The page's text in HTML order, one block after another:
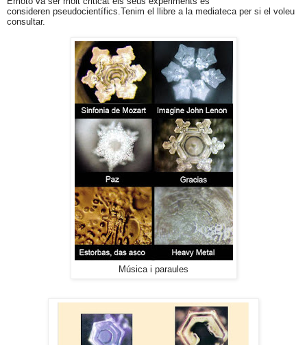
consideren pseudocientífics.Tenim el llibre a la mediateca per si el voleu
consultar.
Música i paraules